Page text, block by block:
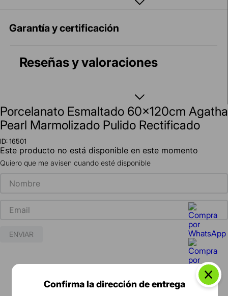
Garantía y certificación
Reseñas y valoraciones
Porcelanato Esmaltado 60x120cm Agatha
Pearl Marmolizado Pulido Rectificado
ID:16501
Este producto no está disponible en este momento
Quiero que me avisen cuando esté disponible
ENVIAR
Confirma la dirección de entrega